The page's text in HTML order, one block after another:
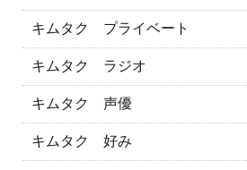
キムタク プライベート
キムタク ラジオ
キムタク 声優
キムタク 好み